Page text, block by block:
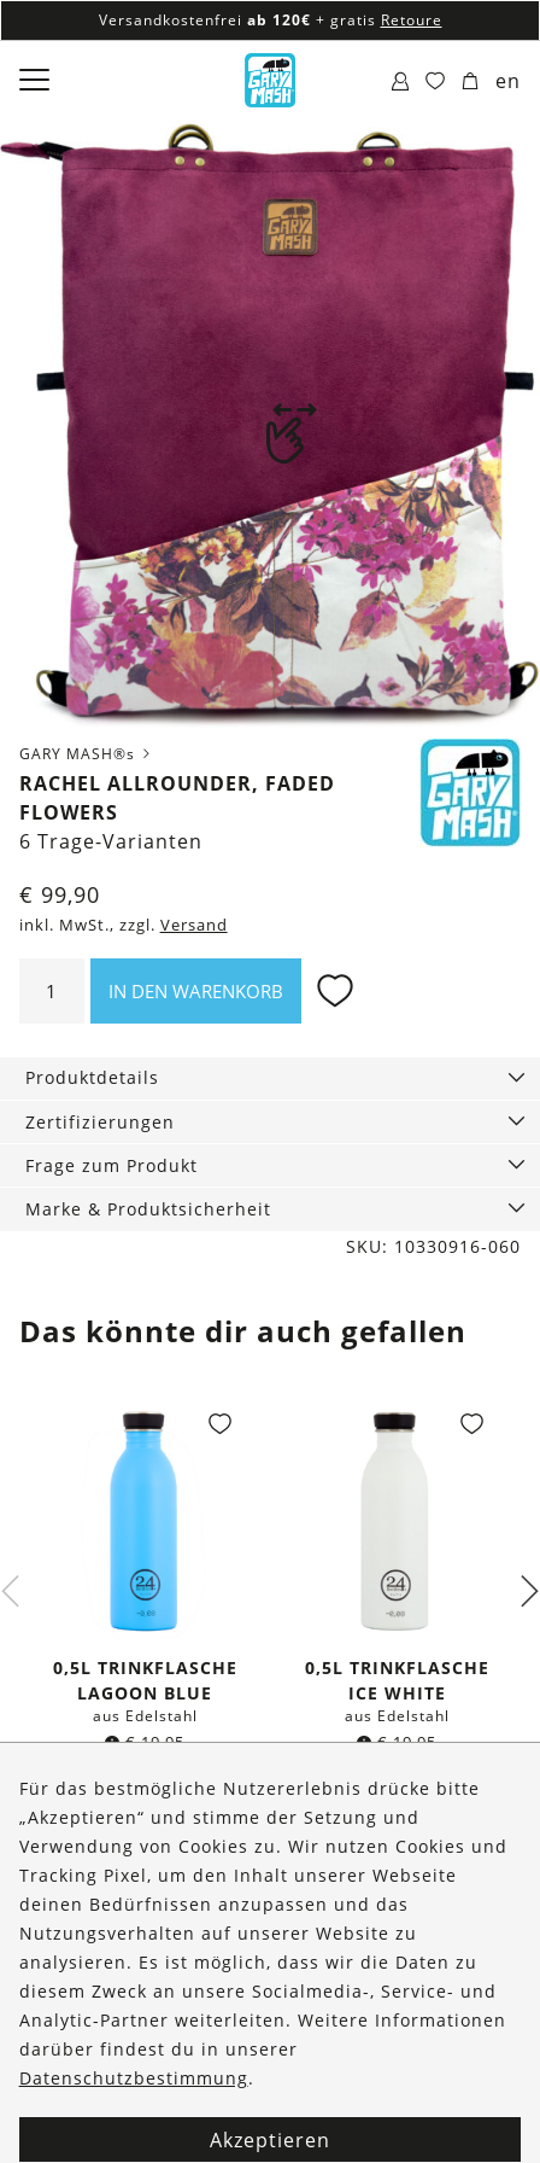
Versandkostenfrei ab 120€ + gratis Retoure
100% veganes & fair produziertes Sortiment
Versandkostenfrei ab 120€
en
GARY MASH®s
RACHEL ALLROUNDER, FADED
FLOWERS
6 Trage-Varianten
€ 99,90
inkl. MwSt., zzgl. Versand
Allrounder,
Menge
IN DEN WARENKORB
Produktdetails
Zertifizierungen
Frage zum Produkt
Marke & Produktsicherheit
SKU: 10330916-060
Das könnte dir auch gefallen
0,5L TRINKFLASCHE
LAGOON BLUE
aus Edelstahl
€19,95
0,5L TRINKFLASCHE
ICE WHITE
aus Edelstahl
€19,95
Über uns
Bestellungen
Kontakt & Hilfe
FOLLOW US
Für das bestmögliche Nutzererlebnis drücke bitte
„Akzeptieren“ und stimme der Setzung und
Verwendung von Cookies zu. Wir nutzen Cookies und
Tracking Pixel, um den Inhalt unserer Webseite
deinen Bedürfnissen anzupassen und das
Nutzungsverhalten auf unserer Website zu
analysieren. Es ist möglich, dass wir die Daten zu
diesem Zweck an unsere Socialmedia-, Service- und
Analytic-Partner weiterleiten. Weitere Informationen
darüber findest du in unserer
Datenschutzbestimmung.
Akzeptieren